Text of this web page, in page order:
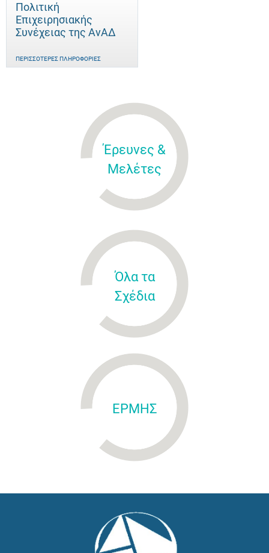
Πολιτική
Επιχειρησιακής
Συνέχειας της ΑνΑΔ
ΠΕΡΙΣΣΌΤΕΡΕΣ ΠΛΗΡΟΦΟΡΊΕΣ
Έρευνες &
Μελέτες
Όλα τα
Σχέδια
ΕΡΜΗΣ